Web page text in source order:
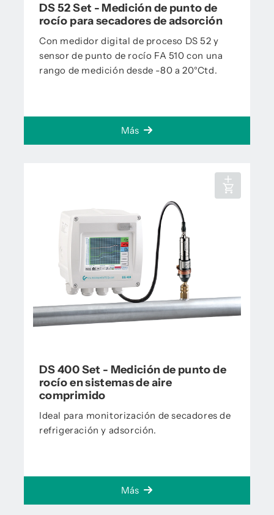
DS 52 Set - Medición de punto de
rocío para secadores de adsorción
Con medidor digital de proceso DS 52 y
sensor de punto de rocío FA 510 con una
rango de medición desde -80 a 20°Ctd.
Más
DS 400 Set - Medición de punto de
rocío en sistemas de aire
comprimido
Ideal para monitorización de secadores de
refrigeración y adsorción.
Más